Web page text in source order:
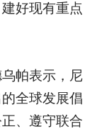
好现有重点
帕表示，尼
全球发展倡
、遵守联合